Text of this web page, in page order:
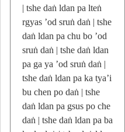
| tshe daṅ ldan pa lteṅ
rgyas ’od sruṅ daṅ | tshe
daṅ ldan pa chu bo ’od
sruṅ daṅ | tshe daṅ ldan
pa ga ya ’od sruṅ daṅ |
tshe daṅ ldan pa ka tya’i
bu chen po daṅ | tshe
daṅ ldan pa gsus po che
daṅ | tshe daṅ ldan pa ba